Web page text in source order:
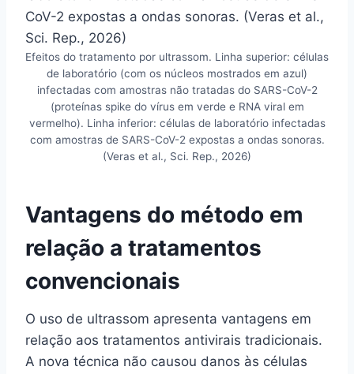
Efeitos do tratamento por ultrassom. Linha superior: células
de laboratório (com os núcleos mostrados em azul)
infectadas com amostras não tratadas do SARS-CoV-2
(proteínas spike do vírus em verde e RNA viral em
vermelho). Linha inferior: células de laboratório infectadas
com amostras de SARS-CoV-2 expostas a ondas sonoras.
(Veras et al., Sci. Rep., 2026)
Vantagens do método em
relação a tratamentos
convencionais
O uso de ultrassom apresenta vantagens em
relação aos tratamentos antivirais tradicionais.
A nova técnica não causou danos às células